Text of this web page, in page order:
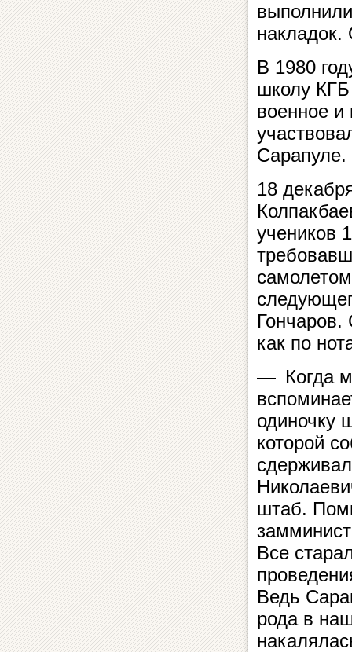
накладок.
В 1980
школу
военное
Сарапуле.
18
учеников
Гончаров.
как по
— Когда
одиночку
которой
штаб.
Все
Ведь
рода в